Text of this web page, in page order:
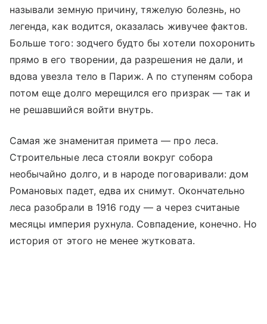
называли земную причину, тяжелую болезнь, но
легенда, как водится, оказалась живучее фактов.
Больше того: зодчего будто бы хотели похоронить
прямо в его творении, да разрешения не дали, и
вдова увезла тело в Париж. А по ступеням собора
потом еще долго мерещился его призрак — так и
не решавшийся войти внутрь.
Самая же знаменитая примета — про леса.
Строительные леса стояли вокруг собора
необычайно долго, и в народе поговаривали: дом
Романовых падет, едва их снимут. Окончательно
леса разобрали в 1916 году — а через считаные
месяцы империя рухнула. Совпадение, конечно. Но
история от этого не менее жутковата.